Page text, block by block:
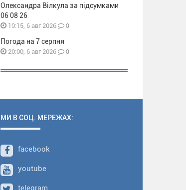
Олександра Вілкула за підсумками
06 08 26
19:15, 6 авг 2026 0
Погода на 7 серпня
20:00, 6 авг 2026 0
МИ В СОЦ. МЕРЕЖАХ:
facebook
youtube
telegram